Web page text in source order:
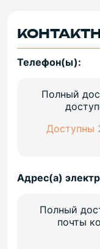
Телефон(ы):
Полный
Доступны
Адрес(а)
Полный
почты